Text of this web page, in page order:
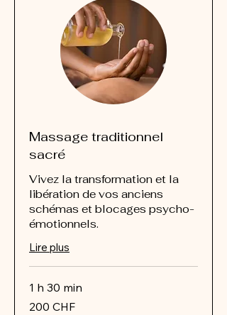
Massage traditionnel
sacré
Vivez la transformation et la
libération de vos anciens
schémas et blocages psycho-
émotionnels.
Lire plus
1 h 30 min
200
francs
200 CHF